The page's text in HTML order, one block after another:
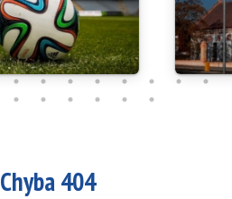
Chyba 404